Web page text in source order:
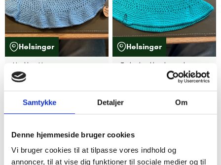
Samtykke Detaljer Om
Denne hjemmeside bruger cookies
Vi bruger cookies til at tilpasse vores indhold og
annoncer, til at vise dig funktioner til sociale medier og til
Helsingør
Hæklet Hætte
Hovedbeklædning Lyseblå
Helsingør
Turkis hæklet hue til piger
2